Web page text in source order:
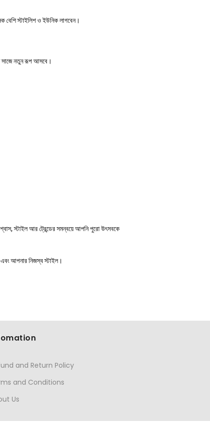
বেশি স্টাইলিশ ও ইউনিক লাগবেন।
সাজে নতুন রূপ আসবে।
স্টাইল আর ট্রেন্ডের সমন্বয়ে আপনি পুরো উৎসবকে
আপনার নিজস্ব স্টাইল।
and Return Policy
and Conditions
Us